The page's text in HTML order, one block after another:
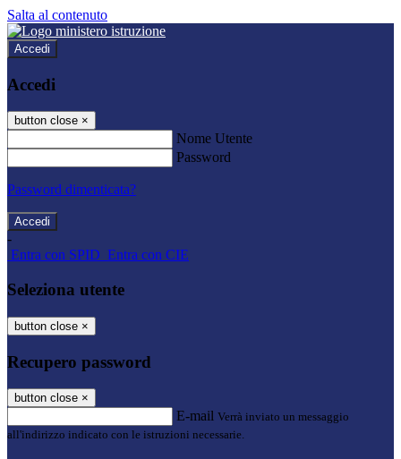
Salta al contenuto
Accedi
Accedi
button close ×
Nome Utente
Password
Password dimenticata?
-
Entra con SPID Entra con CIE
Seleziona utente
button close ×
Recupero password
button close ×
E-mail Verrà inviato un messaggio
all'indirizzo indicato con le istruzioni necessarie.